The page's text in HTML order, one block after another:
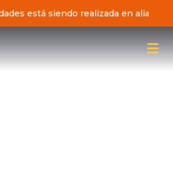
está siendo realizada en